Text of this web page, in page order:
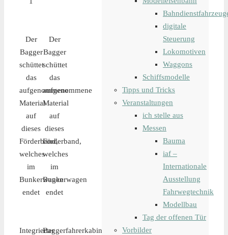
Der
Bagger
schüttet
das
aufgenommene
Material
auf
dieses
Förderband,
welches
im
Bunkerwagen
endet
Der
Bagger
schüttet
das
aufgenommene
Material
auf
dieses
Förderband,
welches
im
Bunkerwagen
endet
IntegrierterBaggerfahrerkabine
digitale
Steuerung
Lokomotiven
Waggons
Schiffsmodelle
Tipps und Tricks
Veranstaltungen
ich stelle aus
Messen
Bauma
iaf –
Internationale
Ausstellung
Fahrwegtechnik
Modellbau
Tag der offenen Tür
Vorbilder